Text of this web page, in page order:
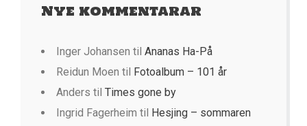
Nye kommentarar
Inger Johansen til Ananas Ha-På
Reidun Moen til
Fotoalbum – 101 år
Anders til Times gone by
Ingrid Fagerheim til
Hesjing – sommaren